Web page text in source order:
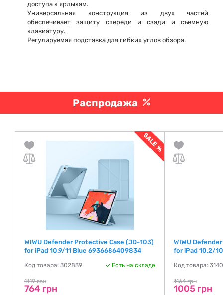
доступа к ярлыкам.
Универсальная конструкция из двух частей
обеспечивает защиту спереди и сзади и съемную
клавиатуру.
Регулируемая подставка для гибких углов обзора.
Распродажа
WIWU Defender Protective Case (JD-103)
for iPad 10.9/11 Blue 6936686409834
Код товара: 302839 Есть на складе
1119 грн
764 грн
WIWU
for iPad 10.2/
Код товара:
1164 грн
1005 грн